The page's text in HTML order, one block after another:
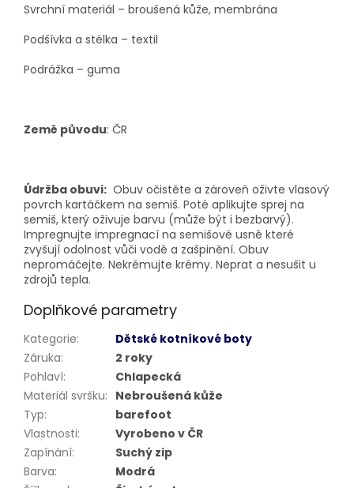
Svrchní materiál – broušená kůže, membrána
Podšívka a stélka – textil
Podrážka – guma
Země původu: ČR
Údržba obuvi: Obuv očistěte a zároveň oživte vlasový
povrch kartáčkem na semiš. Poté aplikujte sprej na
semiš, který oživuje barvu (může být i bezbarvý).
Impregnujte impregnací na semišové usně které
zvyšují odolnost vůči vodě a zašpinění. Obuv
nepromáčejte. Nekrémujte krémy. Neprat a nesušit u
zdrojů tepla.
Doplňkové parametry
Kategorie:
Dětské kotníkové boty
Záruka:
2 roky
Pohlaví:
Chlapecká
Materiál svršku: Nebroušená kůže
Typ:
barefoot
Vlastnosti:
Vyrobeno v ČR
Zapínání:
Suchý zip
Barva:
Modrá